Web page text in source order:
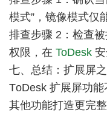
模式”，镜像模式仅
排查步骤 2：检查
权限，在 ToDesk
七、总结：扩展屏
TоDesk 扩展屏功
其他功能打造更完